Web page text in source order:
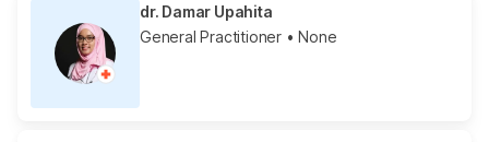
dr. Damar Upahita
General Practitioner • None